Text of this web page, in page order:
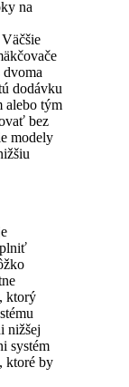
na
dvoma
dodávku
alebo tým
bez
modely
plniť
ktorý
nižšej
systém
ktoré by